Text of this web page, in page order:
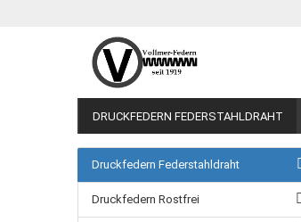
DRUCKFEDERN FEDERSTAHLDRAHT
Druckfedern Federstahldraht
Druckfedern Rostfrei